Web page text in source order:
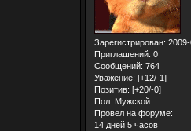
Зарегистрирован:
Приглашений: 0
Сообщений: 764
Уважение: [+12/-1]
Позитив: [+20/-0]
Пол: Мужской
Провел на форуме:
14 дней 5 часов